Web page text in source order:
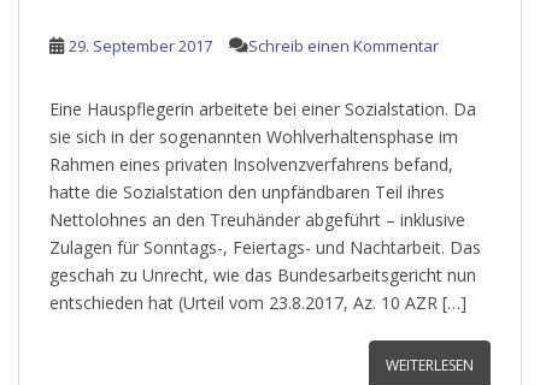
29. September 2017 Schreib einen Kommentar
Eine Hauspflegerin arbeitete bei einer Sozialstation. Da
sie sich in der sogenannten Wohlverhaltensphase im
Rahmen eines privaten Insolvenzverfahrens befand,
hatte die Sozialstation den unpfändbaren Teil ihres
Nettolohnes an den Treuhänder abgeführt – inklusive
Zulagen für Sonntags-, Feiertags- und Nachtarbeit. Das
geschah zu Unrecht, wie das Bundesarbeitsgericht nun
entschieden hat (Urteil vom 23.8.2017, Az. 10 AZR […]
WEITERLESEN